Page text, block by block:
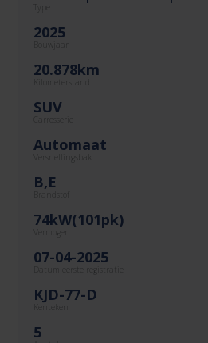
2025
20.878km
SUV
Automaat
Versnellingsbak
B,E
74kW(101pk)
Vermogen
07-04-2025
Datum eerste registratie
KJD-77-D
5